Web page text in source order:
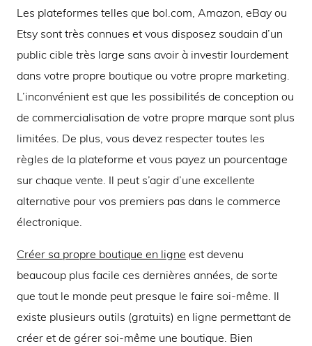
Les plateformes telles que bol.com, Amazon, eBay ou
Etsy sont très connues et vous disposez soudain d’un
public cible très large sans avoir à investir lourdement
dans votre propre boutique ou votre propre marketing.
L’inconvénient est que les possibilités de conception ou
de commercialisation de votre propre marque sont plus
limitées. De plus, vous devez respecter toutes les
règles de la plateforme et vous payez un pourcentage
sur chaque vente. Il peut s’agir d’une excellente
alternative pour vos premiers pas dans le commerce
électronique.
Créer sa propre boutique en ligne est devenu
beaucoup plus facile ces dernières années, de sorte
que tout le monde peut presque le faire soi-même. Il
existe plusieurs outils (gratuits) en ligne permettant de
créer et de gérer soi-même une boutique. Bien